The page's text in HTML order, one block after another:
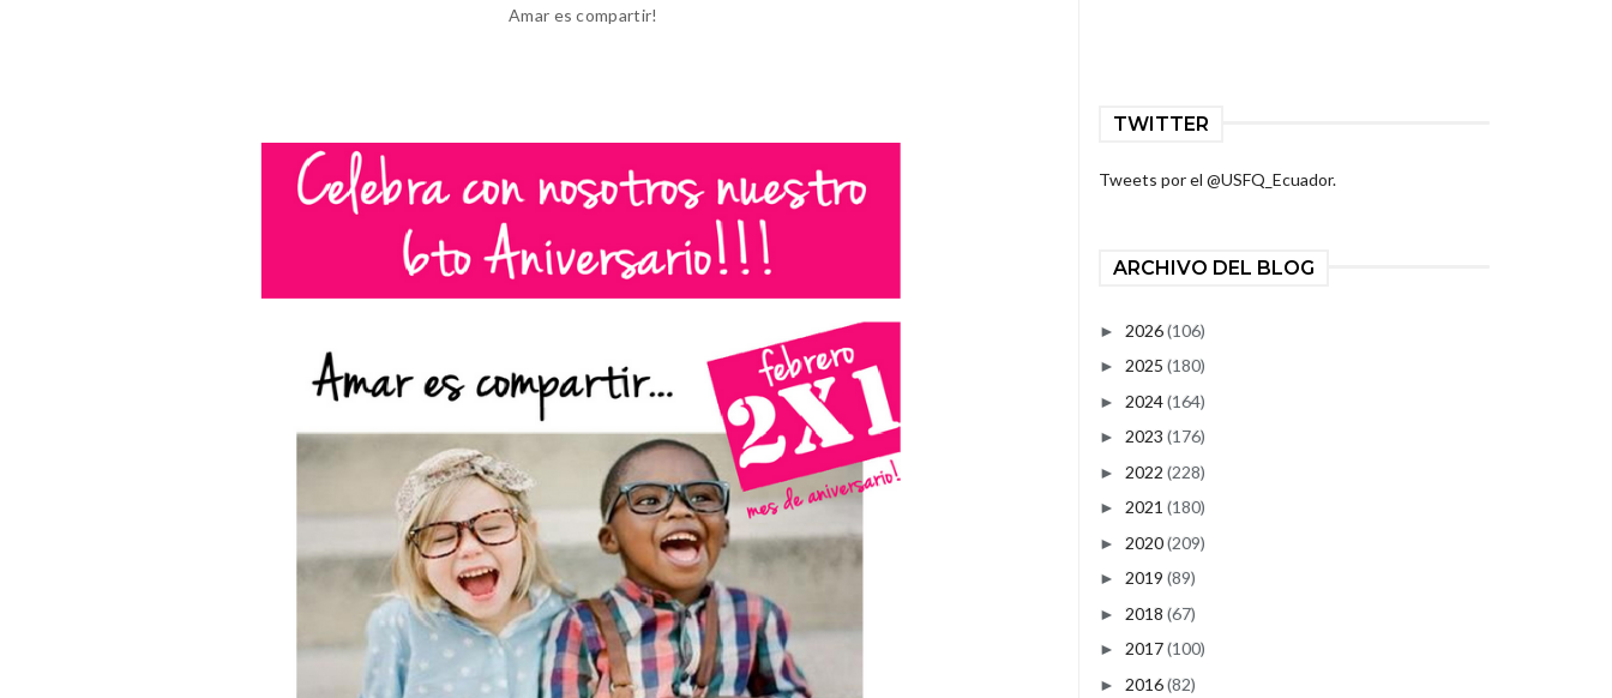
Amar es compartir!
TWITTER
Tweets por el @USFQ_Ecuador.
ARCHIVO DEL BLOG
► 2026(106)
► 2025 (180)
► 2024(164)
► 2023 (176)
► 2022 (228)
► 2021 (180)
► 2020(209)
► 2019 (89)
► 2018 (67)
► 2017(100)
► 2016(82)